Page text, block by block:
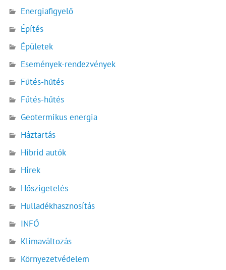
Energiafigyelő
Építés
Épületek
Események-rendezvények
Fűtés-hűtés
Fűtés-hűtés
Geotermikus energia
Háztartás
Hibrid autók
Hírek
Hőszigetelés
Hulladékhasznosítás
INFÓ
Klímaváltozás
Környezetvédelem